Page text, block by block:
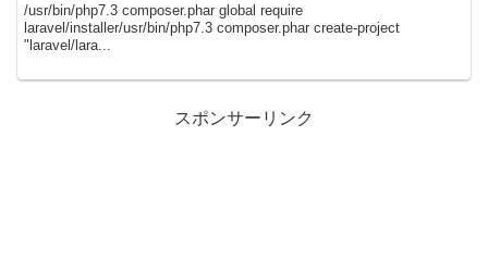
/usr/bin/php7.3 composer.phar global require
laravel/installer/usr/bin/php7.3 composer.phar create-project
"laravel/lara...
スポンサーリンク